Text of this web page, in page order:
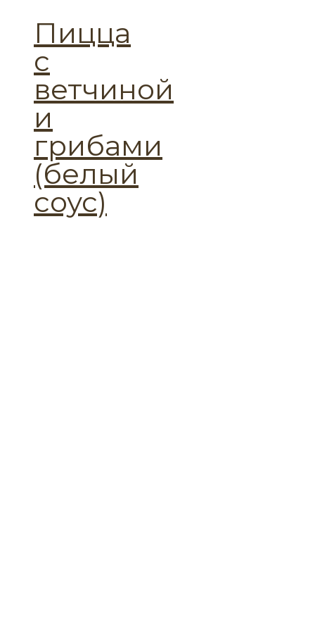
Пицца
с
ветчиной
и
грибами
(белый
соус)